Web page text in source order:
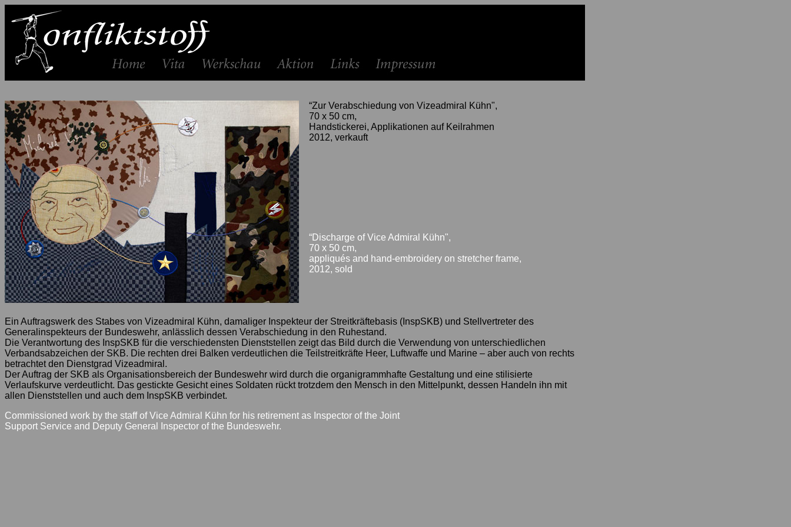
“Zur Verabschiedung von Vizeadmiral Kühn",
70 x 50 cm,
Handstickerei, Applikationen auf Keilrahmen
2012, verkauft
“Discharge of Vice Admiral Kühn",
70 x 50 cm,
appliqués and hand-embroidery on stretcher frame,
2012, sold
Ein Auftragswerk des Stabes von Vizeadmiral Kühn, damaliger Inspekteur der Streitkräftebasis (InspSKB) und Stellvertreter des
Generalinspekteurs der Bundeswehr, anlässlich dessen Verabschiedung in den Ruhestand.
Die Verantwortung des InspSKB für die verschiedensten Dienststellen zeigt das Bild durch die Verwendung von unterschiedlichen
Verbandsabzeichen der SKB. Die rechten drei Balken verdeutlichen die Teilstreitkräfte Heer, Luftwaffe und Marine – aber auch von rechts
betrachtet den Dienstgrad Vizeadmiral.
Der Auftrag der SKB als Organisationsbereich der Bundeswehr wird durch die organigrammhafte Gestaltung und eine stilisierte
Verlaufskurve verdeutlicht. Das gestickte Gesicht eines Soldaten rückt trotzdem den Mensch in den Mittelpunkt, dessen Handeln ihn mit
allen Dienststellen und auch dem InspSKB verbindet.
Commissioned work by the staff of Vice Admiral Kühn for his retirement as Inspector of the Joint
Support Service and Deputy General Inspector of the Bundeswehr.